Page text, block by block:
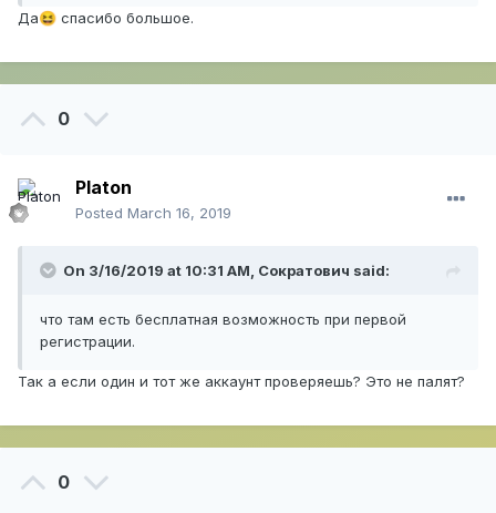
Да😆 спасибо большое.
0
Platon
Posted March 16, 2019
On 3/16/2019 at 10:31 AM, Сократович said:
что там есть бесплатная возможность при первой
регистрации.
Так а если один и тот же аккаунт проверяешь? Это не палят?
0